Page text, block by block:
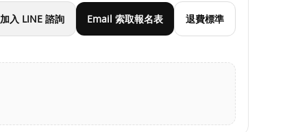
加入 LINE 諮詢 Email 索取報名表 退費標準